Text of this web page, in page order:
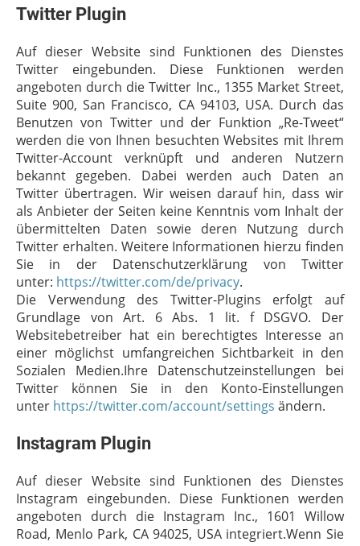
Twitter Plugin
Auf dieser Website sind Funktionen des Dienstes
Twitter eingebunden. Diese Funktionen werden
angeboten durch die Twitter Inc., 1355 Market Street,
Suite 900, San Francisco, CA 94103, USA. Durch das
Benutzen von Twitter und der Funktion „Re-Tweet“
werden die von Ihnen besuchten Websites mit Ihrem
Twitter-Account verknüpft und anderen Nutzern
bekannt gegeben. Dabei werden auch Daten an
Twitter übertragen. Wir weisen darauf hin, dass wir
als Anbieter der Seiten keine Kenntnis vom Inhalt der
übermittelten Daten sowie deren Nutzung durch
Twitter erhalten. Weitere Informationen hierzu finden
Sie in der Datenschutzerklärung von Twitter
unter: https://twitter.com/de/privacy.
Die Verwendung des Twitter-Plugins erfolgt auf
Grundlage von Art. 6 Abs. 1 lit. f DSGVO. Der
Websitebetreiber hat ein berechtigtes Interesse an
einer möglichst umfangreichen Sichtbarkeit in den
Sozialen Medien.Ihre Datenschutzeinstellungen bei
Twitter können Sie in den Konto-Einstellungen
unter https://twitter.com/account/settings ändern.
Instagram Plugin
Auf dieser Website sind Funktionen des Dienstes
Instagram eingebunden. Diese Funktionen werden
angeboten durch die Instagram Inc., 1601 Willow
Road, Menlo Park, CA 94025, USA integriert.Wenn Sie